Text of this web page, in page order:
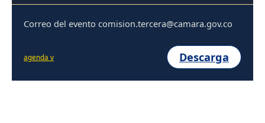
Correo del evento comision.tercera@camara.gov.co
agenda v Descarga